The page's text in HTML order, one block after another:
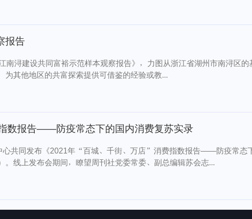
报告
南浔建设共同富裕示范样本观察报告》，力图从浙江省湖州市南浔区的
其他地区的共富探索提供可借鉴的经验或教...
数报告——防疫常态下的国内消费复苏实录
心共同发布《2021年“百城、千街、万店”消费指数报告——防疫常态
线上发布会期间，瞭望周刊社党委常委、副总编辑苏会志...